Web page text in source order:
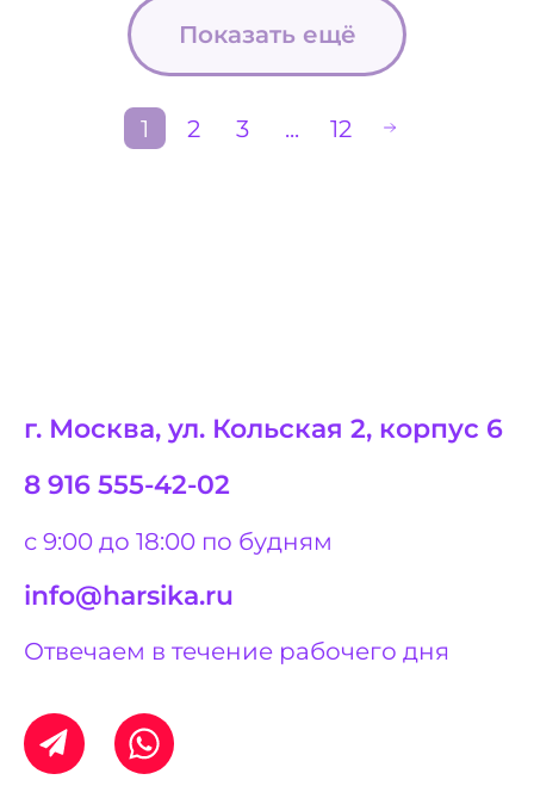
Показать ещё
1 2 3 ... 12
г. Москва, ул. Кольская 2, корпус 6
8 916 555-42-02
с 9:00 до 18:00 по будням
info@harsika.ru
Отвечаем в течение рабочего дня